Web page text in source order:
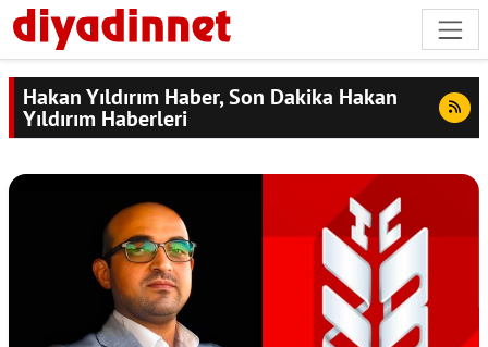
Hakan Yıldırım Haber, Son Dakika Hakan
Yıldırım Haberleri